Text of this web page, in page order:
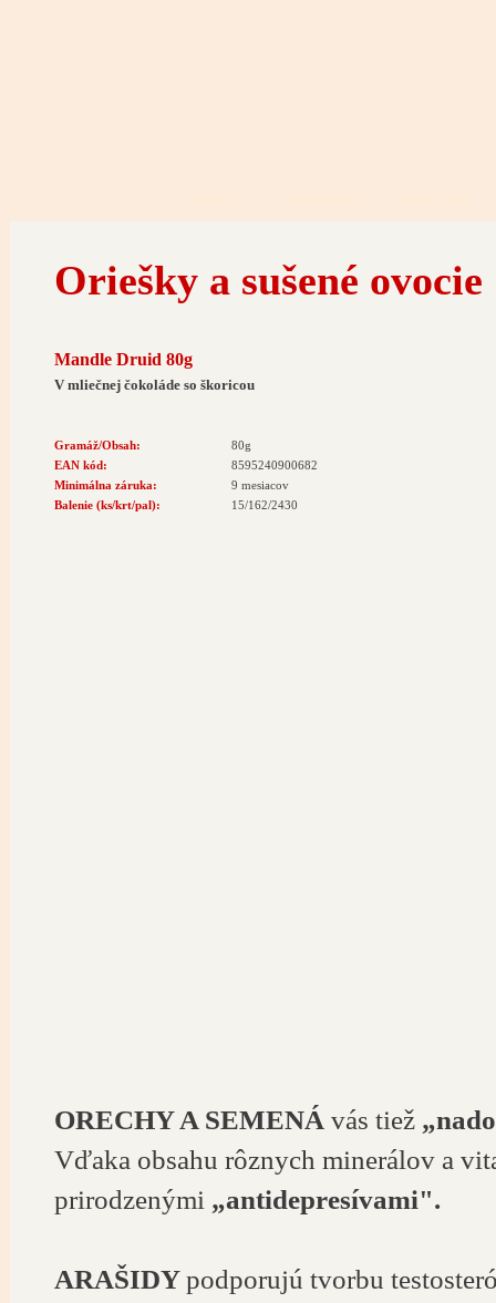
Oriešky a sušené ovocie
Mandle Druid 80g
V mliečnej čokoláde so škoricou
Gramáž/Obsah:
80g
EAN kód:
8595240900682
Minimálna záruka:
9 mesiacov
Balenie (ks/krt/pal):
15/162/2430
ORECHY A SEMENÁ vás tiež
Vďaka obsahu rôznych minerálov a
prirodzenými „antidepresívami".
ARAŠIDYpodporujú tvorbu